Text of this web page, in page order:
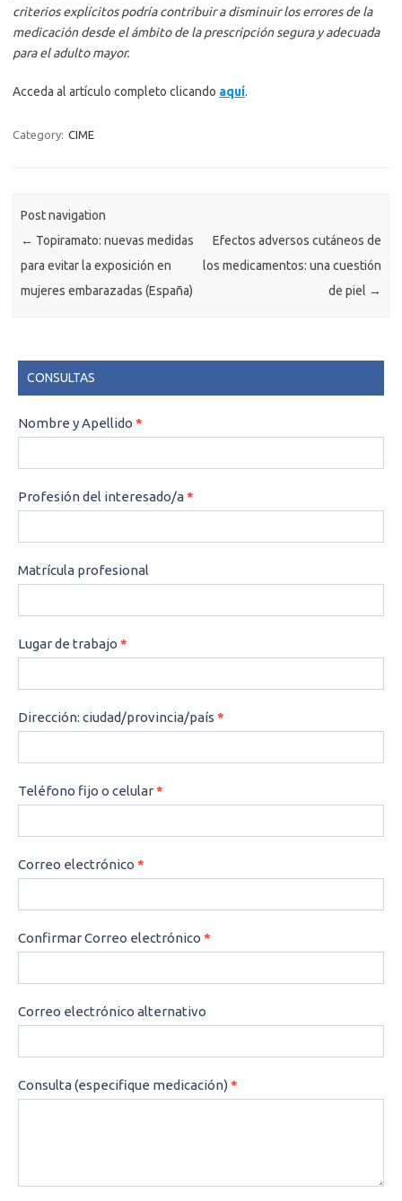
criterios explícitos podría contribuir a disminuir los errores de la
medicación desde el ámbito de la prescripción segura y adecuada
para el adulto mayor.
Acceda al artículo completo clicando aquí.
Category: CIME
Post navigation
← Topiramato: nuevas medidas
para evitar la exposición en
mujeres embarazadas (España)
Efectos adversos cutáneos de
los medicamentos: una cuestión
de piel →
CONSULTAS
CONSULTAS
Nombre y Apellido *
Profesión del interesado/a*
Matrícula profesional
Lugar de trabajo *
Dirección: ciudad/provincia/país *
Teléfono fijo o celular*
Correo electrónico *
Confirmar Correo electrónico *
Correo electrónico alternativo
Consulta (especifique medicación)*